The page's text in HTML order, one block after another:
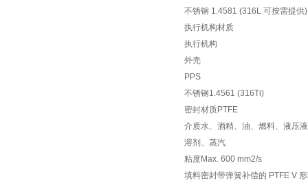
不锈钢 1.4581 (316L 可按需提供)
执行机构材质
执行机构
外壳
PPS
不锈钢1.4561 (316Ti)
密封材质PTFE
介质水、酒精、油、燃料、液压
溶剂、蒸汽
粘度Max. 600 mm2/s
填料密封带弹簧补偿的 PTFE V